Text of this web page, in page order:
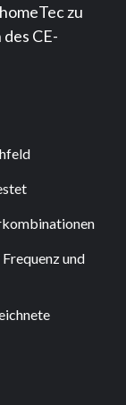
zu
CE-
und